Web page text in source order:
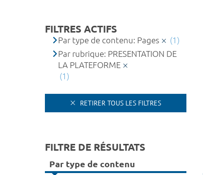
FILTRES ACTIFS
Par type de contenu: Pages
(1)
Par rubrique: PRESENTATION DE
LA PLATEFORME
(1)
RETIRER TOUS LES FILTRES
FILTRE DE RÉSULTATS
Par type de contenu